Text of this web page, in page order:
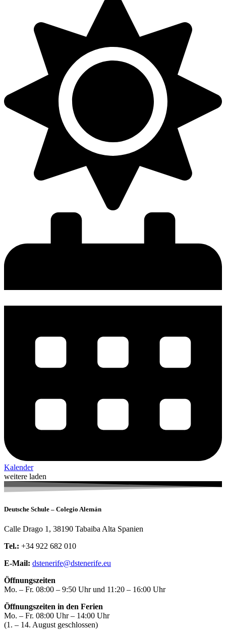
Kalender
weitere laden
Deutsche Schule – Colegio Alemán
Calle Drago 1, 38190 Tabaiba Alta Spanien
Tel.: +34 922 682 010
E-Mail: dstenerife@dstenerife.eu
Öffnungszeiten
Mo. – Fr. 08:00 – 9:50 Uhr und 11:20 – 16:00 Uhr
Öffnungszeiten in den Ferien
Mo. – Fr. 08:00 Uhr – 14:00 Uhr
(1. – 14. August geschlossen)